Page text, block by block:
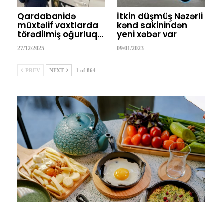
Qardabanidə
müxtəlif vaxtlarda
törədilmiş oğurluq…
27/12/2025
İtkin düşmüş Nəzərli
kənd sakinindən
yeni xəbər var
09/01/2023
PREV NEXT 1 of 864